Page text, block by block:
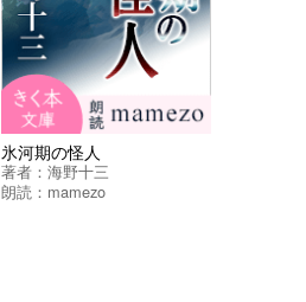
氷河期の怪人
著者：海野十三
朗読： mamezo